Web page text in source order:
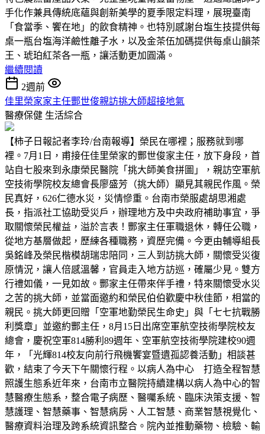
手化作兼具傳統底蘊與創新美學的夏季限定料理，展現臺南
「食當季、饗在地」的飲食精神。也特別感謝台塩生技提供每
桌一瓶台塩海洋鹼性離子水，以及金茶伍加碼提供每桌山韻茶
王、琥珀紅茶各一瓶，讓活動更加圓滿。
繼續閱讀
2週前
佳里榮家家主任酆世俊親訪挑大師超接地氣
醫療保健 生活綜合
【柿子日報記者李玲/台南報導】榮民在哪裡；服務就到哪
裡。7月1日，甫接任佳里榮家的酆世俊家主任，放下身段，首
站自七股來到永康榮民醫院「挑大師美食拼圖」，親訪空軍航
空技術學院校友總會長廖盛芳（挑大師）顯見其親民作風。榮
民真好，626仁德水災，災情慘重。台南市榮服處胡思湘處
長，指派社工協助受災戶，辦理地方及中央政府補助事宜，爭
取關懷榮民權益，溢於言表！酆家主任軍職退休，轉任公職，
從地方基層做起，歷練各種職務，資歷完備。今更由輔導組長
吳銘峰及榮民楷模胡瑞忠陪同，三人到訪挑大師，關懷受災復
原情況，讓人倍感溫馨，官員走入地方訪巡，確屬少見。雙方
行禮如儀，一見如故。酆家主任帶來伴手禮，特來關懷受水災
之苦的挑大師，並當面邀約和榮民伯伯歡慶中秋佳節，相當的
親民。挑大師更回贈「空軍地勤榮民生命史」與「七七抗戰勝
利獎章」並邀約酆主任，8月15日出席空軍航空技術學院校友
總會，慶祝空軍814勝利89週年、空軍航空技術學院建校90週
年，「光輝814校友向前行飛機饗宴暨遺孤認養活動」相談甚
歡，結束了今天下午關懷行程。以病人為中心 打造全程智慧
照護生態系近年來，台南市立醫院持續建構以病人為中心的智
慧醫療生態系，整合電子病歷、醫囑系統、臨床決策支援、智
慧護理、智慧藥事、智慧病房、人工智慧、商業智慧視覺化、
醫療資料治理及跨系統資訊整合。院內並推動藥物、檢驗、輸